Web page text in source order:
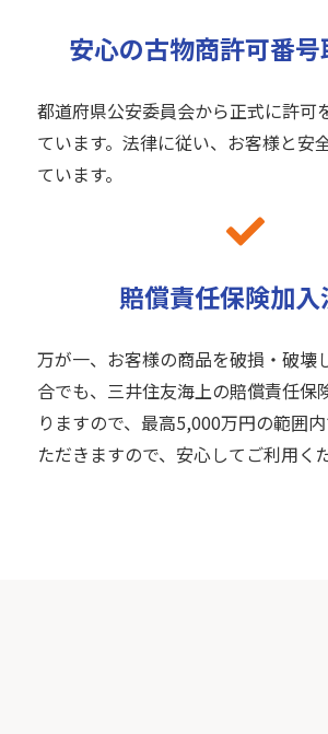
安心の古物商許可番
都道府県公安委員会から正式に許可
ています。法律に従い、お客様と安
ています。
賠償責任保険加入
万が一、お客様の商品を破損・破壊
合でも、三井住友海上の賠償責任保
りますので、最高5,000万円の範囲
ただきますので、安心してご利用く